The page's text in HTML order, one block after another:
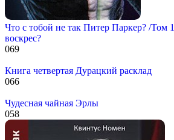
Что с тобой не так Питер Паркер? /Том
воскрес?
069
Книга четвертая Дурацкий расклад
066
Чудесная чайная Эрлы
058